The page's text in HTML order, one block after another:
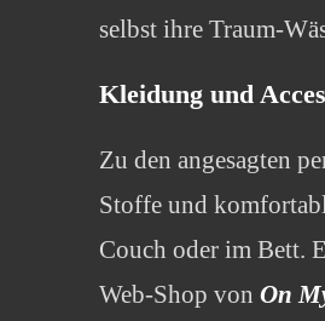
selbst ihre Traum-
Kleidung und
Zu den angesagten
Stoffe und
Couch oder im Bett.
Web-Shop von On